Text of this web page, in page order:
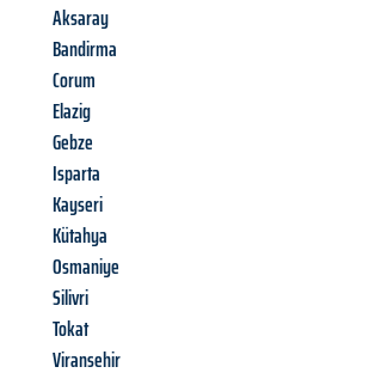
Aksaray
Bandirma
Corum
Elazig
Gebze
Isparta
Kayseri
Kütahya
Osmaniye
Silivri
Tokat
Viransehir